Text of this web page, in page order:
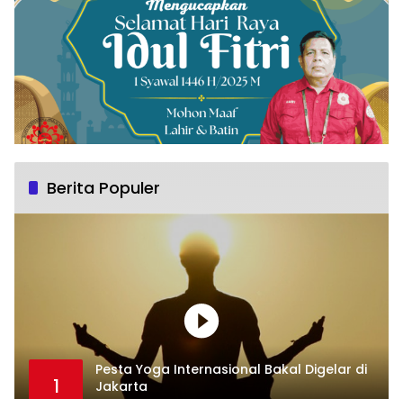
Berita Populer
1
Pesta Yoga Internasional Bakal Digelar di
Jakarta